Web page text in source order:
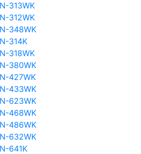
313WK
312WK
348WK
314K
318WK
380WK
427WK
433WK
623WK
468WK
486WK
632WK
641K